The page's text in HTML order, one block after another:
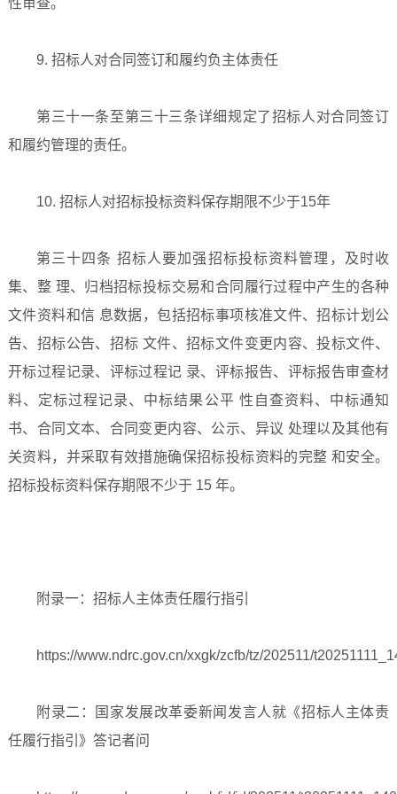
9. 招标人对合同签订和履约负主体责任
第三十一条至第三十三条详细规定了招标人对合同签订
和履约管理的责任。
10. 招标人对招标投标资料保存期限不少于15年
第三十四条 招标人要加强招标投标资料管理，及时收
集、整 理、归档招标投标交易和合同履行过程中产生的各种
文件资料和信 息数据，包括招标事项核准文件、招标计划公
告、招标公告、招标 文件、招标文件变更内容、投标文件、
开标过程记录、评标过程记 录、评标报告、评标报告审查材
料、定标过程记录、中标结果公平 性自查资料、中标通知
书、合同文本、合同变更内容、公示、异议 处理以及其他有
关资料，并采取有效措施确保招标投标资料的完整 和安全。
招标投标资料保存期限不少于 15 年。
附录一：招标人主体责任履行指引
https://www.ndrc.gov.cn/xxgk/zcfb/tz/202511/
附录二：国家发展改革委新闻发言人就《招标人主体责
任履行指引》答记者问